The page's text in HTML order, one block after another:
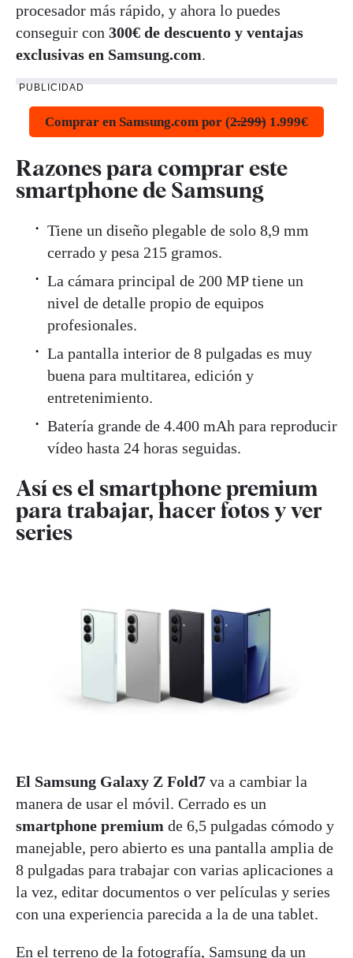
procesador más rápido, y ahora lo puedes
conseguir con 300€ de descuento y ventajas
exclusivas en Samsung.com.
PUBLICIDAD
Comprar en Samsung.com por (2̶.̶2̶9̶9̶) 1.999€
Razones para comprar este
smartphone de Samsung
Tiene un diseño plegable de solo 8,9 mm
cerrado y pesa 215 gramos.
La cámara principal de 200 MP tiene un
nivel de detalle propio de equipos
profesionales.
La pantalla interior de 8 pulgadas es muy
buena para multitarea, edición y
entretenimiento.
Batería grande de 4.400 mAh para reproducir
vídeo hasta 24 horas seguidas.
Así es el smartphone premium
para trabajar, hacer fotos y ver
series
El Samsung Galaxy Z Fold7 va a cambiar la
manera de usar el móvil. Cerrado es un
smartphone premium de 6,5 pulgadas cómodo y
manejable, pero abierto es una pantalla amplia de
8 pulgadas para trabajar con varias aplicaciones a
la vez, editar documentos o ver películas y series
con una experiencia parecida a la de una tablet.
En el terreno de la fotografía, Samsung da un